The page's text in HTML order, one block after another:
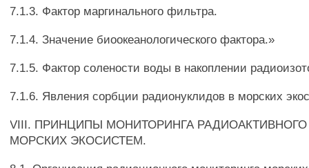
7.1.3. Фактор маргинального фильтра.
7.1.4. Значение биоокеанологического фактора.»
7.1.5. Фактор солености воды в накоплении
7.1.6. Явления сорбции радионуклидов в морских
VIII. ПРИНЦИПЫ МОНИТОРИНГА
МОРСКИХ ЭКОСИСТЕМ.